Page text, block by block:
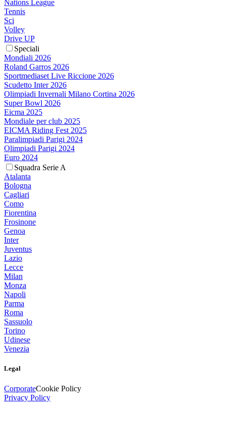
Nations League
Tennis
Sci
Volley
Drive UP
Speciali
Mondiali 2026
Roland Garros 2026
Sportmediaset Live Riccione 2026
Scudetto Inter 2026
Olimpiadi Invernali Milano Cortina 2026
Super Bowl 2026
Eicma 2025
Mondiale per club 2025
EICMA Riding Fest 2025
Paralimpiadi Parigi 2024
Olimpiadi Parigi 2024
Euro 2024
Squadra Serie A
Atalanta
Bologna
Cagliari
Como
Fiorentina
Frosinone
Genoa
Inter
Juventus
Lazio
Lecce
Milan
Monza
Napoli
Parma
Roma
Sassuolo
Torino
Udinese
Venezia
Legal
CorporateCookie Policy
Privacy Policy